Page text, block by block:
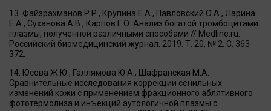
Файзрахманов Р.Р., Крупина Е.А., Павловский О.А., Ларина
Е.А., Суханова А.В., Карпов Г.О. Анализ богатой тромбоцитами
плазмы, полученной различными способами // Medline.ru.
Российский биомедицинский журнал. 2019. Т. 20, № 2. С. 363-
372.
Юсова Ж.Ю., Галлямова Ю.А., Шафранская М.А.
Сравнительные исследования коррекции сенильных
изменений кожи с применением фракционного аблятивного
фототермолиза и инъекций аутологичной плазмы с